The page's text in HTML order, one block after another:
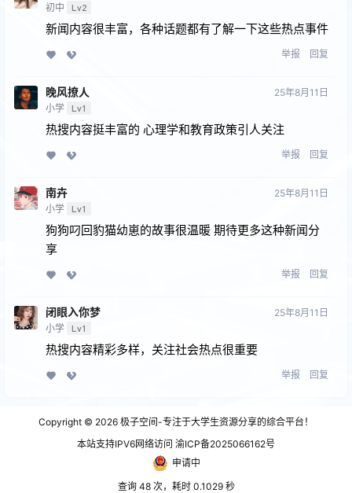
初中 Lv2
新闻内容很丰富，各种话题都有了解一下这些热点事件
举报 回复
晚风撩人
小学 Lv1
25年8月11日
热搜内容挺丰富的 心理学和教育政策引人关注
举报 回复
南卉
小学 Lv1
25年8月11日
狗狗叼回豹猫幼崽的故事很温暖 期待更多这种新闻分
享
举报 回复
闭眼⼊你梦
小学 Lv1
25年8月11日
热搜内容精彩多样，关注社会热点很重要
举报 回复
Copyright © 2026 极子空间-专注于大学生资源分享的综合平台！
本站支持IPV6网络访问 渝ICP备2025066162号
申请中
查询 48 次，耗时 0.1029 秒